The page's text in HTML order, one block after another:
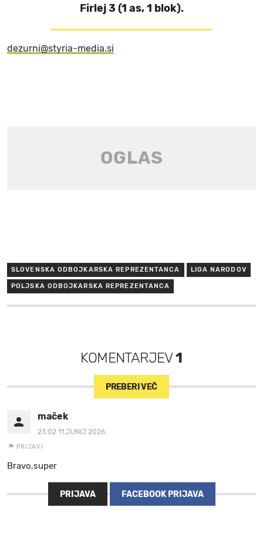
Firlej 3 (1 as, 1 blok).
dezurni@styria-media.si
SLOVENSKA ODBOJKARSKA REPREZENTANCA LIGA NARODOV
POLJSKA ODBOJKARSKA REPREZENTANCA
KOMENTARJEV1
PREBERI VEČ
maček
23:02 11.JUNIJ 2026.
PRIJAVI
Bravo,super
PRIJAVA FACEBOOK PRIJAVA